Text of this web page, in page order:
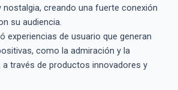
nostalgia, creando una fuerte conexión
su audiencia.
experiencias de usuario que generan
como la admiración y la
través de productos innovadores y